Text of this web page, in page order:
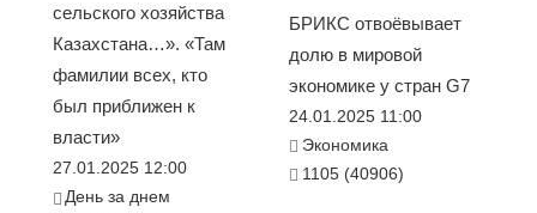
сельского хозяйства
Казахстана…». «Там
фамилии всех, кто
был приближен к
власти»
27.01.2025 12:00
День за днем
БРИКС отвоёвывает
долю в мировой
экономике у стран G7
24.01.2025 11:00
Экономика
1105 (40906)